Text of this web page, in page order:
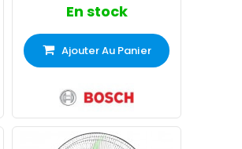
En stock
Ajouter Au Panier